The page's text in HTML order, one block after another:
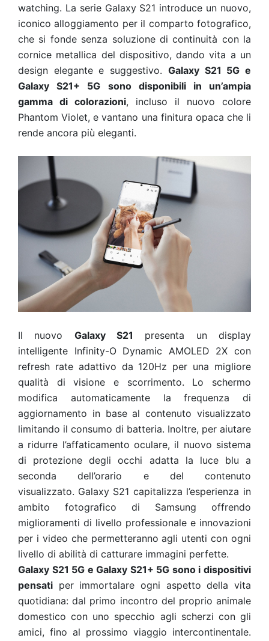
watching. La serie Galaxy S21 introduce un nuovo,
iconico alloggiamento per il comparto fotografico,
che si fonde senza soluzione di continuità con la
cornice metallica del dispositivo, dando vita a un
design elegante e suggestivo. Galaxy S21 5G e
Galaxy S21+ 5G sono disponibili in un’ampia
gamma di colorazioni, incluso il nuovo colore
Phantom Violet, e vantano una finitura opaca che li
rende ancora più eleganti.
Il nuovo Galaxy S21
presenta un display
intelligente Infinity-O Dynamic AMOLED 2X con
refresh rate adattivo da 120Hz per una migliore
qualità di visione e scorrimento. Lo schermo
modifica automaticamente la frequenza di
aggiornamento in base al contenuto visualizzato
limitando il consumo di batteria. Inoltre, per aiutare
a ridurre l’affaticamento oculare, il nuovo sistema
di protezione degli occhi adatta la luce blu a
seconda dell’orario e del contenuto
visualizzato. Galaxy S21 capitalizza l’esperienza in
ambito fotografico di Samsung offrendo
miglioramenti di livello professionale e innovazioni
per i video che permetteranno agli utenti con ogni
livello di abilità di catturare immagini perfette.
Galaxy S21 5G e Galaxy S21+ 5G sono i dispositivi
pensati per immortalare ogni aspetto della vita
quotidiana: dal primo incontro del proprio animale
domestico con uno specchio agli scherzi con gli
amici, fino al prossimo viaggio intercontinentale.